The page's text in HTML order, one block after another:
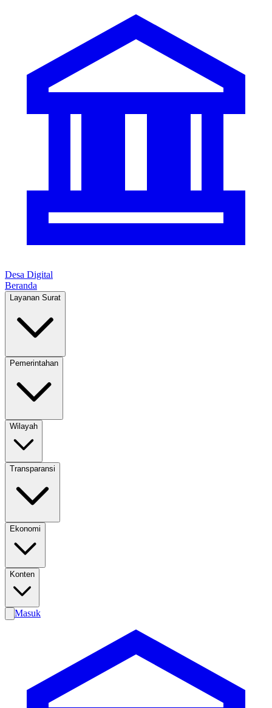
Desa Digital
Beranda
Layanan Surat
Pemerintahan
Wilayah
Transparansi
Ekonomi
Konten
Masuk